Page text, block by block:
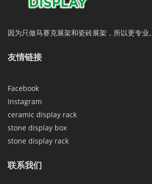
因为只做马赛克展架和瓷砖展架，所以更专业。
友情链接
Facebook
Instagram
ceramic display rack
stone display box
stone display rack
联系我们